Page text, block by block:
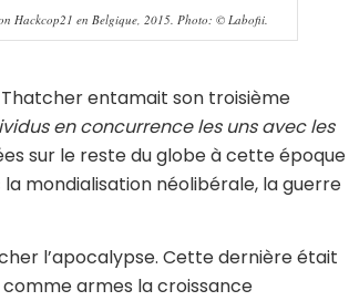
Hackcop21 en Belgique, 2015. Photo: © Labofii.
entamait son troisième
en concurrence les uns avec les
sur le reste du globe à cette époque
mondialisation néolibérale, la guerre
l’apocalypse. Cette dernière était
armes la croissance